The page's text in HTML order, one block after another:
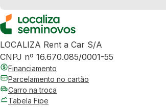
LOCALIZA Rent a Car S/A
CNPJ nº 16.670.085/0001-55
Financiamento
Parcelamento no cartão
Carro na troca
Tabela Fipe